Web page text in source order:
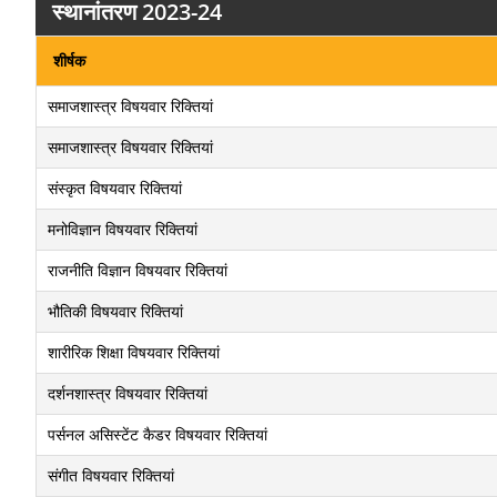
स्थानांतरण 2023-24
शीर्षक
समाजशास्त्र विषयवार रिक्तियां
समाजशास्त्र विषयवार रिक्तियां
संस्कृत विषयवार रिक्तियां
मनोविज्ञान विषयवार रिक्तियां
राजनीति विज्ञान विषयवार रिक्तियां
भौतिकी विषयवार रिक्तियां
शारीरिक शिक्षा विषयवार रिक्तियां
दर्शनशास्त्र विषयवार रिक्तियां
पर्सनल असिस्टेंट कैडर विषयवार रिक्तियां
संगीत विषयवार रिक्तियां